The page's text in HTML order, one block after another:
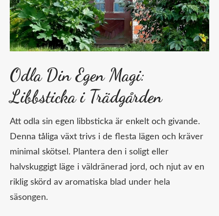
Odla Din Egen Magi:
Libbsticka i Trädgården
Att odla sin egen libbsticka är enkelt och givande.
Denna tåliga växt trivs i de flesta lägen och kräver
minimal skötsel. Plantera den i soligt eller
halvskuggigt läge i väldränerad jord, och njut av en
riklig skörd av aromatiska blad under hela
säsongen.